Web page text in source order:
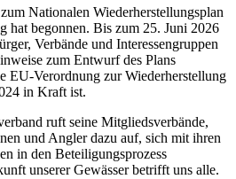
Nationalen Wiederherstellungsplan
hat begonnen. Bis zum 25. Juni 2026
Verbände und Interessengruppen
zum Entwurf des Plans
EU-Verordnung zur Wiederherstellung
in Kraft ist.
ruft seine Mitgliedsverbände,
und Angler dazu auf, sich mit ihren
in den Beteiligungsprozess
unserer Gewässer betrifft uns alle.